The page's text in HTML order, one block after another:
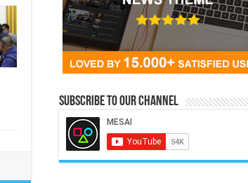
Subscribe to our Channel